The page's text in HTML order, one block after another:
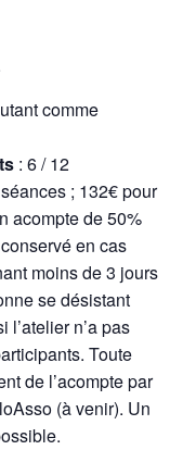
comme
: 6 / 12
; 132€ pour
acompte de 50%
en cas
moins de 3 jours
se désistant
l’atelier n’a pas
Toute
de l’acompte par
(à venir). Un